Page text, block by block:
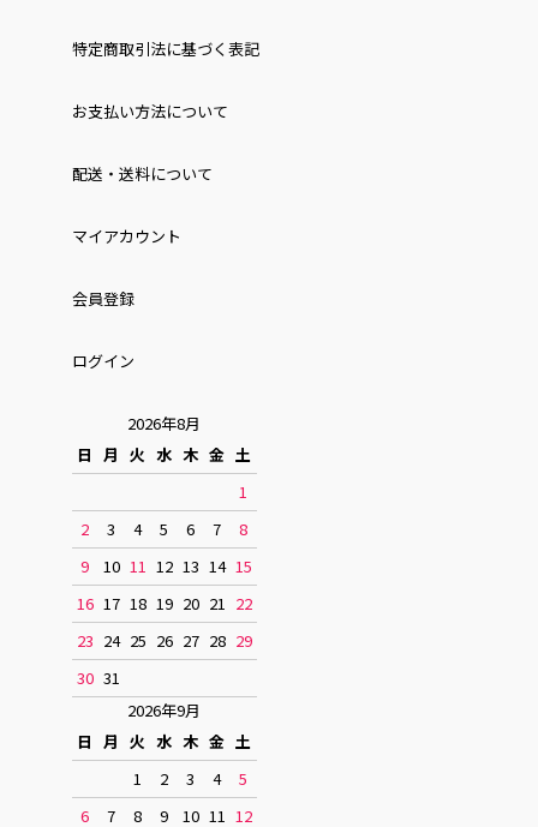
特定商取引法に基づく表記
お⽀払い⽅法について
配送・送料について
マイアカウント
会員登録
ログイン
2026年8月
日 月 火 水 木 金 土
1
2
3 4 5 6 7
8
9
10 11 12 13 14 15
16 17 18 19 20 21 22
23 24 25 26 27 28 29
30 31
2026年9月
日 月 火 水 木 金 土
1
2 3 4
5
6
7 8 9 10 11 12